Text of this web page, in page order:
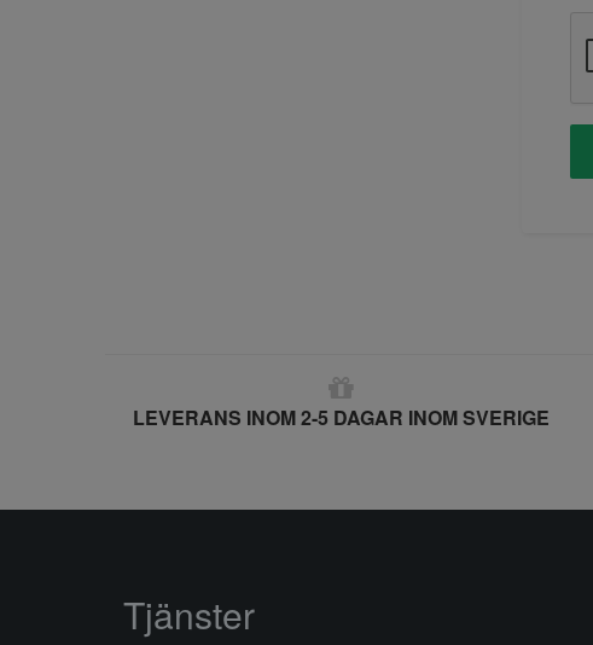
LEVERANS INOM 2-5 DAGAR INOM SVERIGE
Tjänster